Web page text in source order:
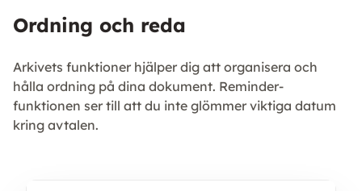
Ordning och reda
Arkivets funktioner hjälper dig att organisera och
hålla ordning på dina dokument. Reminder-
funktionen ser till att du inte glömmer viktiga datum
kring avtalen.